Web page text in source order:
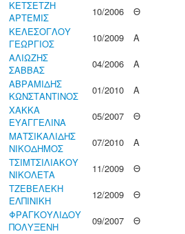
ΚΕΤΣΕΤΖΗ
ΑΡΤΕΜΙΣ
10/2006
Θ
ΚΕΛΕΣΟΓΛΟΥ
ΓΕΩΡΓΙΟΣ
10/2009
Α
ΑΛΙΩΖΗΣ
ΣΑΒΒΑΣ
04/2006
Α
ΑΒΡΑΜΙΔΗΣ
ΚΩΝΣΤΑΝΤΙΝΟΣ
01/2010
Α
ΧΑΚΚΑ
ΕΥΑΓΓΕΛΙΝΑ
05/2007
Θ
ΜΑΤΣΙΚΑΛΙΔΗΣ
ΝΙΚΟΔΗΜΟΣ
07/2010
Α
ΤΣΙΜΤΣΙΛΙΑΚΟΥ
ΝΙΚΟΛΕΤΑ
11/2009
Θ
ΤΖΕΒΕΛΕΚΗ
ΕΛΠΙΝΙΚΗ
12/2009
Θ
ΦΡΑΓΚΟΥΛΙΔΟΥ
ΠΟΛΥΞΕΝΗ
09/2007
Θ